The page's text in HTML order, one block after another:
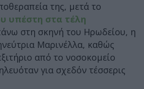
της, μετά το
υπέστη στα τέλη
στη σκηνή του Ηρωδείου, η
Μαρινέλλα, καθώς
από το νοσοκομείο
για σχεδόν τέσσερις